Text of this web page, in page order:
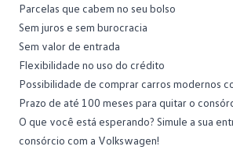
Parcelas que cabem no seu bolso
Sem juros e sem burocracia
Sem valor de entrada
Flexibilidade no uso do crédito
Possibilidade de comprarcarros modernos
Prazo de até 100 meses para quitar o
O que você está esperando? Simule a sua
consórcio com a Volkswagen!